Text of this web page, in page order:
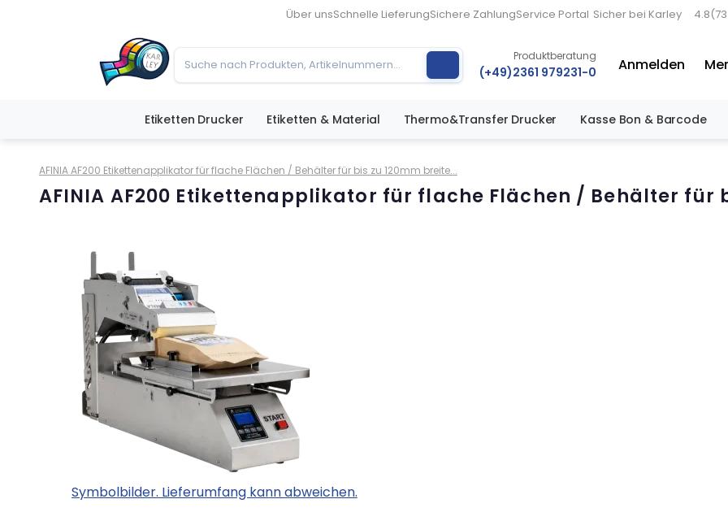
Über unsSchnelle LieferungSichere ZahlungService Portal Sicher bei Karley 4.8
Produktberatung
(+49)2361 979231-0 Anmelden
Etiketten Drucker Etiketten & Material Thermo&Transfer Drucker Kasse Bon & Barcode
AFINIA AF200 Etikettenapplikator für flache Flächen / Behälter für bis zu 120mm breite...
AFINIA AF200 Etikettenapplikator für flache Flächen / Behälter für
Symbolbilder. Lieferumfang kann abweichen.